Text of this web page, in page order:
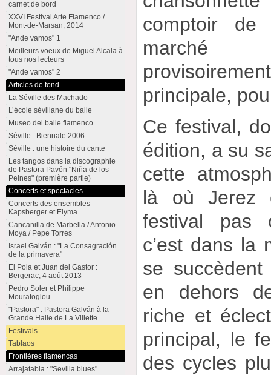
comptoir
marché
principale,
Ce festival,
édition, a su
cette
là où Jerez
festival pas
c’est dans la
se
en dehors
riche et
principal, le
des cycles
carnet de bord
XXVI Festival Arte Flamenco /
Mont-de-Marsan, 2014
"Ande vamos" 1
Meilleurs voeux de Miguel Alcala à
tous nos lecteurs
"Ande vamos" 2
Articles de fond
La Séville des Machado
L’école sévillane du baile
Museo del baile flamenco
Séville : Biennale 2006
Séville : une histoire du cante
Les tangos dans la discographie
de Pastora Pavón "Niña de los
Peines" (première partie)
Concerts et spectacles
Concerts des ensembles
Kapsberger et Elyma
Cancanilla de Marbella / Antonio
Moya / Pepe Torres
Israel Galván : "La Consagración
de la primavera"
El Pola et Juan del Gastor :
Bergerac, 4 août 2013
Pedro Soler et Philippe
Mouratoglou
"Pastora" : Pastora Galván à la
Grande Halle de La Villette
Festivals
Tablaos
Frontières flamencas
Arrajatabla : "Sevilla blues"